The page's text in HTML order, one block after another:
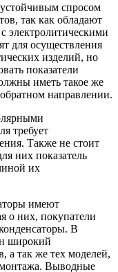
спросом
так как обладают
электролитическими
для осуществления
изделий, но
показатели
иметь такое же
направлении.
требует
Также не стоит
них показатель
их
имеют
о них, покупатели
В
широкий
а так же тех моделей,
Выводные